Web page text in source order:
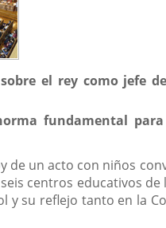
el rey como jefe
fundamental
de un acto con niños
centros educativos de
y su reflejo tanto en la